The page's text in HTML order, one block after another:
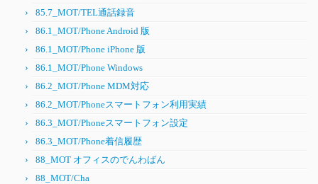
85.7_MOT/TEL通話録音
86.1_MOT/Phone Android 版
86.1_MOT/Phone iPhone 版
86.1_MOT/Phone Windows
86.2_MOT/Phone MDM対応
86.2_MOT/Phoneスマートフォン利用実績
86.3_MOT/Phoneスマートフォン設定
86.3_MOT/Phone着信履歴
88_MOT オフィスのでんわばん
88_MOT/Cha